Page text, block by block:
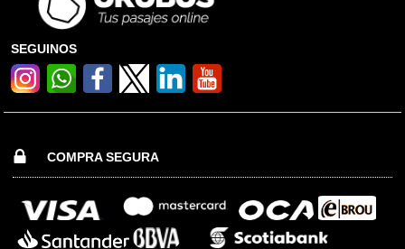
SEGUINOS
COMPRA SEGURA